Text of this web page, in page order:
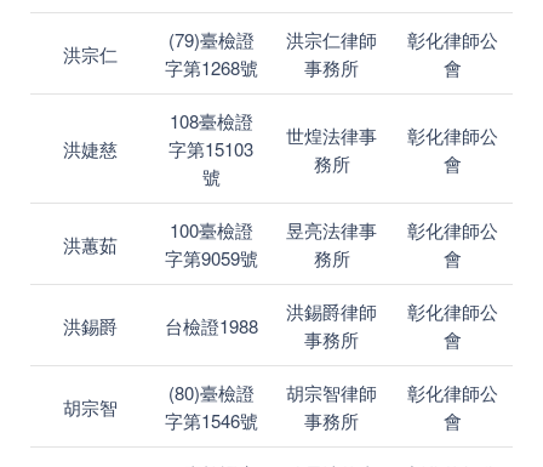
洪宗仁
(79)臺檢證
字第1268號
洪宗仁律師
事務所
彰化律師公
會
洪婕慈
108臺檢證
字第15103
號
世煌法律事
務所
彰化律師公
會
洪蕙茹
100臺檢證
字第9059號
昱亮法律事
務所
彰化律師公
會
洪錫爵 台檢證1988
洪錫爵律師
事務所
彰化律師公
會
胡宗智
(80)臺檢證
字第1546號
胡宗智律師
事務所
彰化律師公
會